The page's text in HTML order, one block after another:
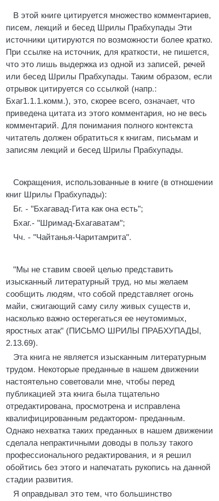
В этой книге цитируется множество комментариев,
писем, лекций и бесед Шрилы Прабхупады Эти
источники цитируются по возможности более кратко.
При ссылке на источник, для краткости, не пишется,
что это лишь выдержка из одной из записей, речей
или бесед Шрилы Прабхупады. Таким образом, если
отрывок цитируется со ссылкой (напр.:
Бхаг1.1.1.комм.), это, скорее всего, означает, что
приведена цитата из этого комментария, но не весь
комментарий. Для понимания полного контекста
читатель должен обратиться к книгам, письмам и
записям лекций и бесед Шрилы Прабхупады.
Сокращения, использованные в книге (в отношении
книг Шрилы Прабхупады):
Бг. - "Бхагавад-Гита как она есть";
Бхаг.- "Шримад-Бхагаватам";
Чч. - "Чайтанья-Чаритамрита".
"Мы не ставим своей целью представить
изысканный литературный труд, но мы желаем
сообщить людям, что собой представляет огонь
майи, сжигающий саму силу живых существ и,
насколько важно остерегаться ее неутомимых,
яростных атак" (ПИСЬМО ШРИЛЫ ПРАБХУПАДЫ,
2.13.69).
Эта книга не является изысканным литературным
трудом. Некоторые преданные в нашем движении
настоятельно советовали мне, чтобы перед
публикацией эта книга была тщательно
отредактирована, просмотрена и исправлена
квалифицированным редактором- преданным.
Однако нехватка таких преданных в нашем движении
сделала непрактичными доводы в пользу такого
профессионального редактирования, и я решил
обойтись без этого и напечатать рукопись на данной
стадии развития.
Я оправдывал это тем, что большинство